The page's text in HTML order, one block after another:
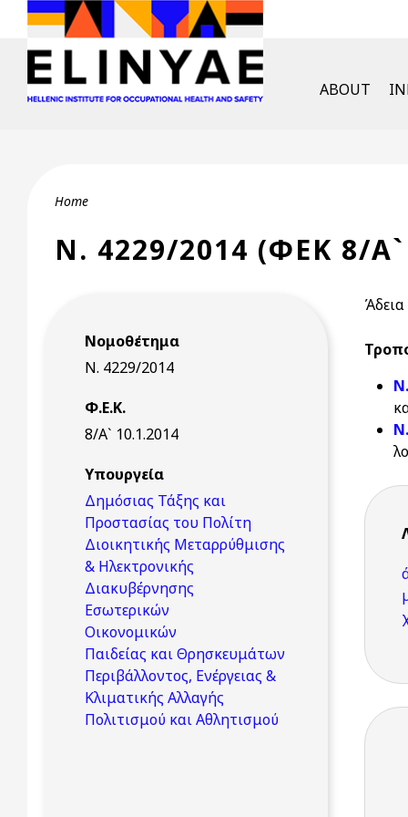
Skip to main content
English
ABOUT
Breadcrumb
Home
Ν. 4229/2014 (ΦΕΚ 8/Α`
Νομοθέτημα
Ν. 4229/2014
Φ.Ε.Κ.
8/Α` 10.1.2014
Υπουργεία
Δημόσιας Τάξης και
Προστασίας του Πολίτη
Διοικητικής Μεταρρύθμισης
& Ηλεκτρονικής
Διακυβέρνησης
Εσωτερικών
Οικονομικών
Παιδείας και Θρησκευμάτων
Περιβάλλοντος, Ενέργειας &
Κλιματικής Αλλαγής
Πολιτισμού και Αθλητισμού